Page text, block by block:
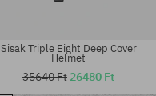
Sisak Triple Eight Deep Cover
Helmet
35640 Ft 26480 Ft